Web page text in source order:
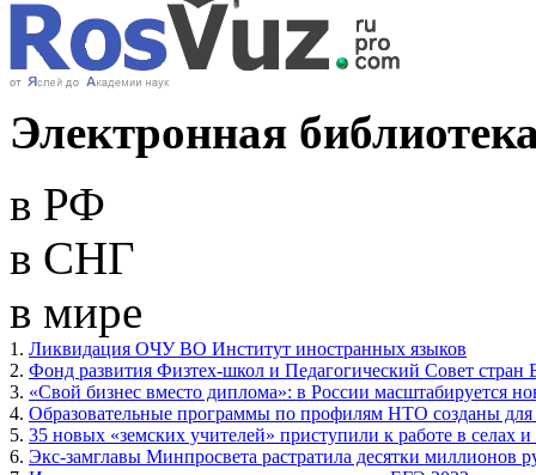
Электронная
в РФ
в СНГ
в мире
1. Ликвидация ОЧУ ВО Институт иностранных языков
2. Фонд развития Физтех-школ и Педагогический Совет
3. «Свой бизнес вместо диплома»: в России масштабируется
4. Образовательные программы по профилям НТО созданы для
5. 35 новых «земских учителей» приступили к работе в селах
6. Экс-замглавы Минпросвета растратила десятки миллионов